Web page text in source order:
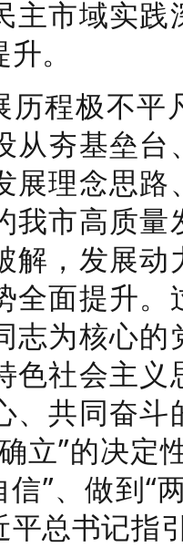
主市域实
。
历程极不
从夯基垒
展理念思
我市高质
解，发展
全面提升
志为核心
色社会主
、共同奋
立”的决定
信”、做到“
总书记指